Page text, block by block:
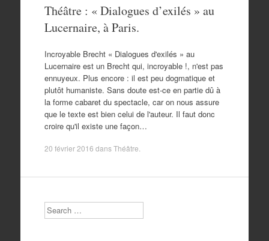
Théâtre : « Dialogues d’exilés » au
Lucernaire, à Paris.
Incroyable Brecht « Dialogues d'exilés » au
Lucernaire est un Brecht qui, incroyable !, n'est pas
ennuyeux. Plus encore : il est peu dogmatique et
plutôt humaniste. Sans doute est-ce en partie dû à
la forme cabaret du spectacle, car on nous assure
que le texte est bien celui de l'auteur. Il faut donc
croire qu'il existe une façon…
20 février 2016 dansThéâtre
Search